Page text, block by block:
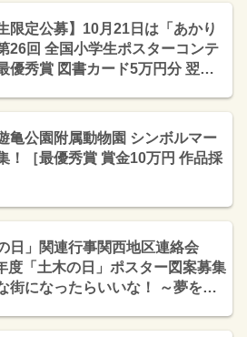
限定公募】10月21日は「あかり
26回 全国小学生ポスターコンテ
優秀賞 図書カード5万円分 翌年
亀公園附属動物園 シンボルマー
！［最優秀賞 賞金10万円 作品採
日」関連行事関西地区連絡会
度「土木の日」ポスター図案募集
街になったらいいな！ ～夢をか
万円分］